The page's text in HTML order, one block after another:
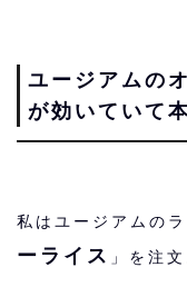
ユージアムの
が効いていて
私はユージアムの
ーライス 」を注文